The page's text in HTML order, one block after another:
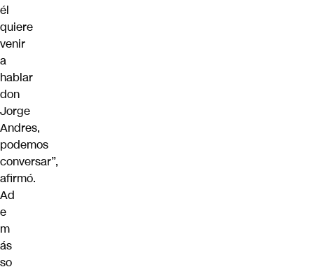
él
quiere
venir
a
hablar
don
Jorge
Andres,
podemos
conversar”,
afirmó.
Ad
e
m
ás
so